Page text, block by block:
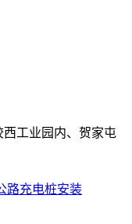
工业园内、贺家屯
路充电桩安装